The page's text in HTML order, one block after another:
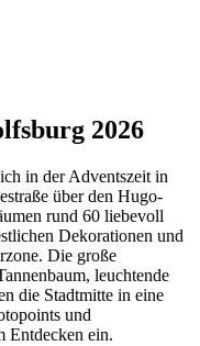
2026
in der Adventszeit in
über den Hugo-
rund 60 liebevoll
Dekorationen und
Die große
leuchtende
die Stadtmitte in eine
und
Entdecken ein.